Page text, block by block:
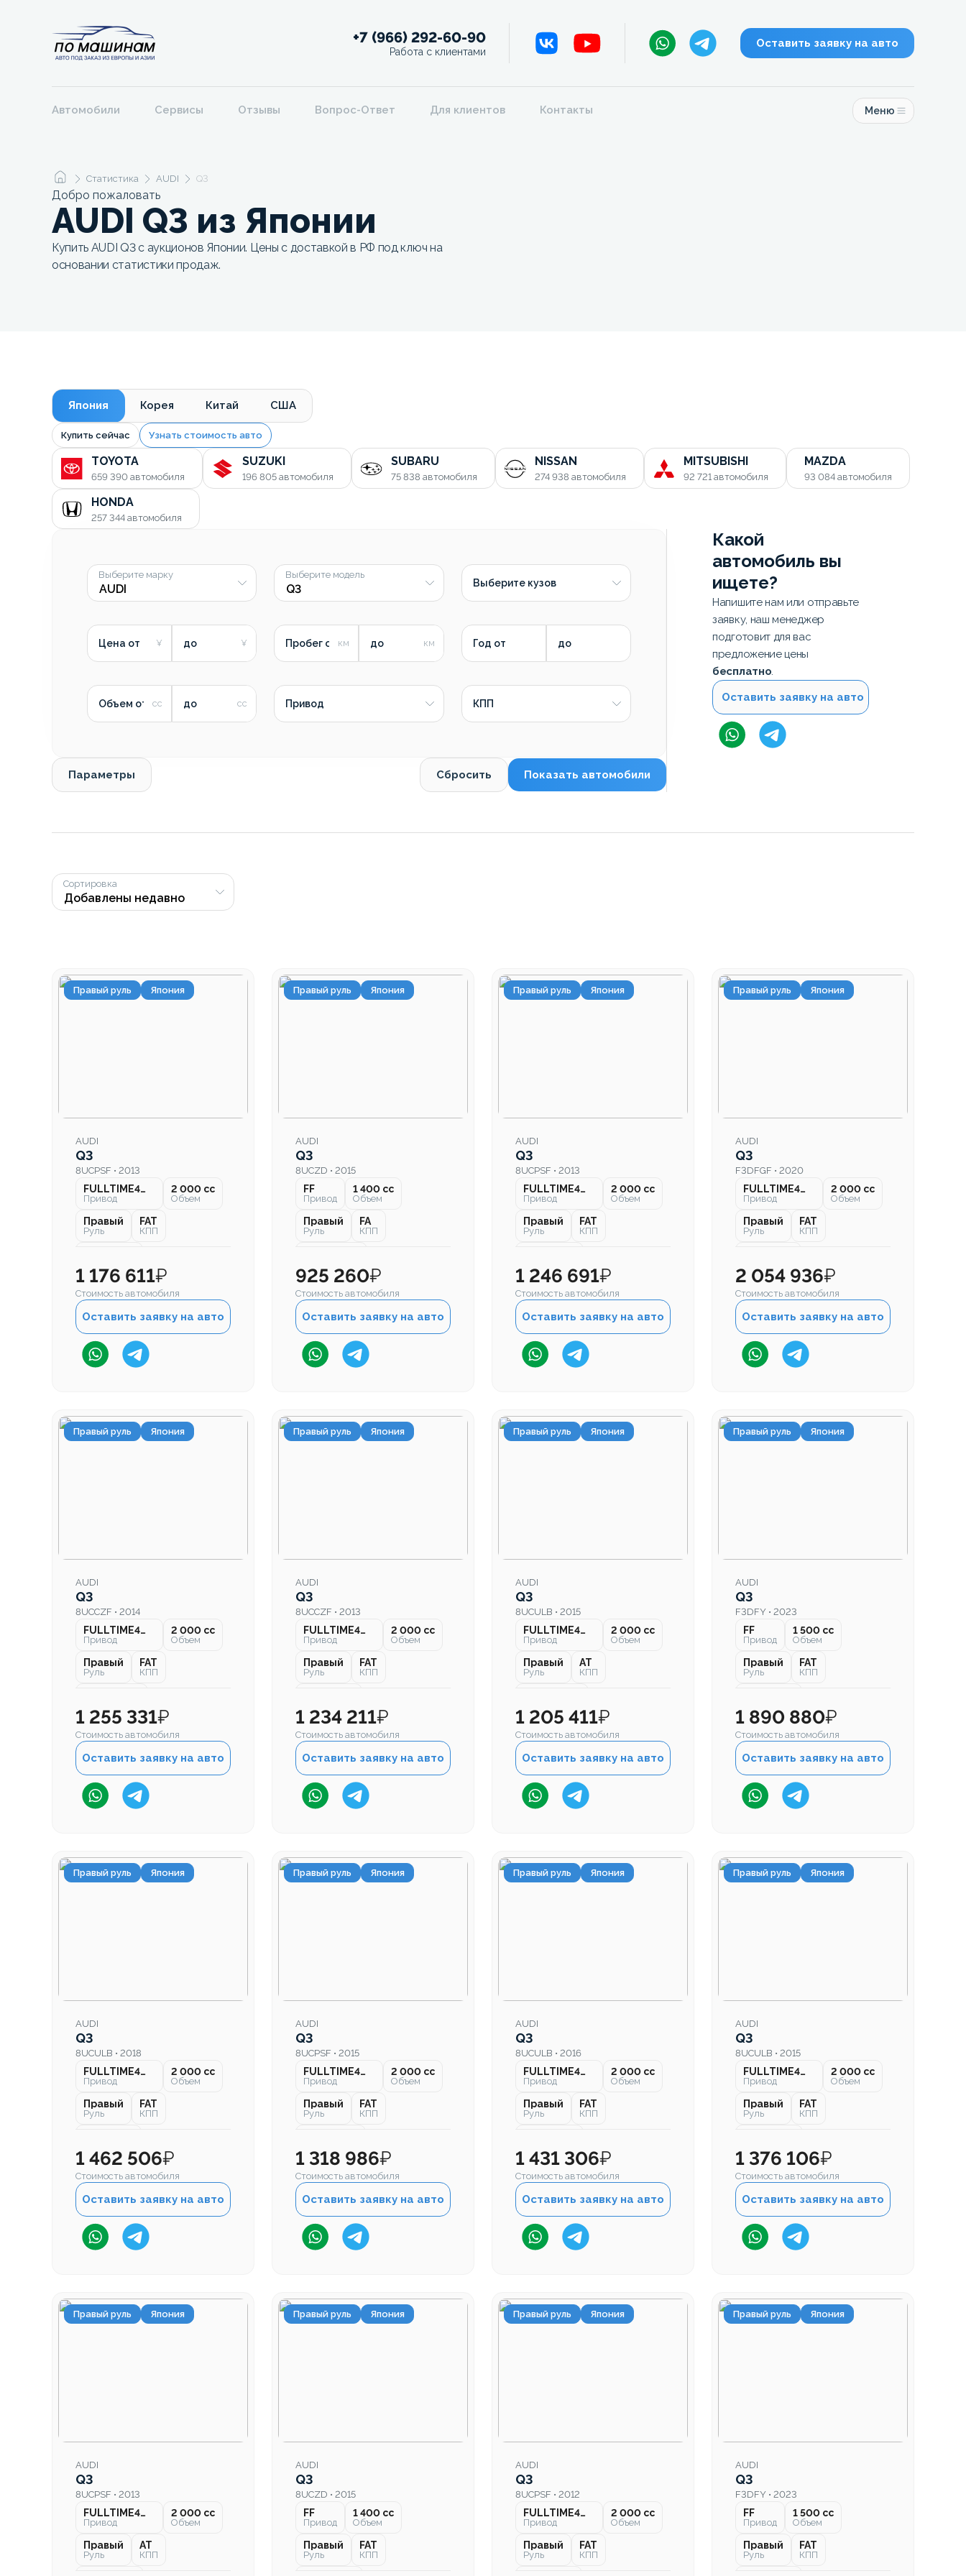
+7 (966) 292-60-90
Работа с клиентами
Оставить заявку на авто
Автомобили Сервисы Отзывы Вопрос-Ответ Для клиентов Контакты Меню
Статистика AUDI Q3
Добро пожаловать
AUDI Q3 из Японии
Купить AUDI Q3 с аукционов Японии. Цены с доставкой в РФ под ключ на
основании статистики продаж.
Япония Корея Китай США
Купить сейчас Узнать стоимость авто
TOYOTA
659 390 автомобиля
SUZUKI
196 805 автомобиля
SUBARU
75 838 автомобиля
NISSAN
274 938 автомобиля
MITSUBISHI
92 721 автомобиля
MAZDA
93 084 автомобиля
HONDA
257 344 автомобиля
Выберите марку Выберите модель
Выберите кузов
Цена от до Пробег от до Год от до
Объем от до Привод КПП
Параметры Сбросить Показать автомобили
Какой
автомобиль вы
ищете?
Напишите нам или отправьте
заявку, наш менеджер
подготовит для вас
предложение цены
бесплатно.
Оставить заявку на авто
Сортировка
Правый руль Япония
AUDI
Q3
8UCPSF • 2013
FULLTIME4WD
Привод
2 000 cc
Объем
Правый
Руль
FAT
КПП
1 176 611₽
Стоимость автомобиля
Оставить заявку на авто
Правый руль Япония
AUDI
Q3
8UCZD • 2015
FF
Привод
1 400 cc
Объем
Правый
Руль
FA
КПП
925 260₽
Стоимость автомобиля
Оставить заявку на авто
Правый руль Япония
AUDI
Q3
8UCPSF • 2013
FULLTIME4WD
Привод
2 000 cc
Объем
Правый
Руль
FAT
КПП
1 246 691₽
Стоимость автомобиля
Оставить заявку на авто
Правый руль Япония
AUDI
Q3
F3DFGF • 2020
FULLTIME4WD
Привод
2 000 cc
Объем
Правый
Руль
FAT
КПП
2 054 936₽
Стоимость автомобиля
Оставить заявку на авто
Правый руль Япония
AUDI
Q3
8UCCZF • 2014
FULLTIME4WD
Привод
2 000 cc
Объем
Правый
Руль
FAT
КПП
1 255 331₽
Стоимость автомобиля
Оставить заявку на авто
Правый руль Япония
AUDI
Q3
8UCCZF • 2013
FULLTIME4WD
Привод
2 000 cc
Объем
Правый
Руль
FAT
КПП
1 234 211₽
Стоимость автомобиля
Оставить заявку на авто
Правый руль Япония
AUDI
Q3
8UCULB • 2015
FULLTIME4WD
Привод
2 000 cc
Объем
Правый
Руль
AT
КПП
1 205 411₽
Стоимость автомобиля
Оставить заявку на авто
Правый руль Япония
AUDI
Q3
F3DFY • 2023
FF
Привод
1 500 cc
Объем
Правый
Руль
FAT
КПП
1 890 880₽
Стоимость автомобиля
Оставить заявку на авто
Правый руль Япония
AUDI
Q3
8UCULB • 2018
FULLTIME4WD
Привод
2 000 cc
Объем
Правый
Руль
FAT
КПП
1 462 506₽
Стоимость автомобиля
Оставить заявку на авто
Правый руль Япония
AUDI
Q3
8UCPSF • 2015
FULLTIME4WD
Привод
2 000 cc
Объем
Правый
Руль
FAT
КПП
1 318 986₽
Стоимость автомобиля
Оставить заявку на авто
Правый руль Япония
AUDI
Q3
8UCULB • 2016
FULLTIME4WD
Привод
2 000 cc
Объем
Правый
Руль
FAT
КПП
1 431 306₽
Стоимость автомобиля
Оставить заявку на авто
Правый руль Япония
AUDI
Q3
8UCULB • 2015
FULLTIME4WD
Привод
2 000 cc
Объем
Правый
Руль
FAT
КПП
1 376 106₽
Стоимость автомобиля
Оставить заявку на авто
Правый руль Япония
AUDI
Q3
8UCPSF • 2013
FULLTIME4WD
Привод
2 000 cc
Объем
Правый
Руль
AT
КПП
Правый руль Япония
AUDI
Q3
8UCZD • 2015
FF
Привод
1 400 cc
Объем
Правый
Руль
FAT
КПП
Правый руль Япония
AUDI
Q3
8UCPSF • 2012
FULLTIME4WD
Привод
2 000 cc
Объем
Правый
Руль
FAT
КПП
Правый руль Япония
AUDI
Q3
F3DFY • 2023
FF
Привод
1 500 cc
Объем
Правый
Руль
FAT
КПП